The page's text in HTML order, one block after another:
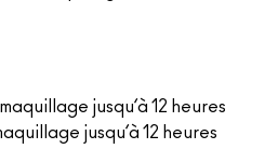
jusqu’à 12 heures
jusqu’à 12 heures